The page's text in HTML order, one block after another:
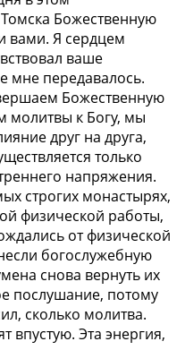
Божественную
вами. Я сердцем
ваше
мне передавалось.
Божественную
молитвы к Богу, мы
друг на друга,
только
напряжения.
строгих монастырях,
физической работы,
от физической
богослужебную
снова вернуть их
послушание, потому
сколько молитва.
впустую. Эта энергия,